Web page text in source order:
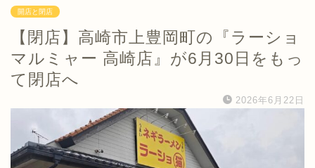
開店と閉店
【閉店】高崎市上豊岡町の『ラーショ
マルミャー 高崎店』が6月30日をもっ
て閉店へ
2026年6月22日